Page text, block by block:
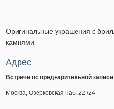
Оригинальные украшения с
камнями
Адрес
Встречи по предварительной записи
Москва, Озерковская наб. 22 /24